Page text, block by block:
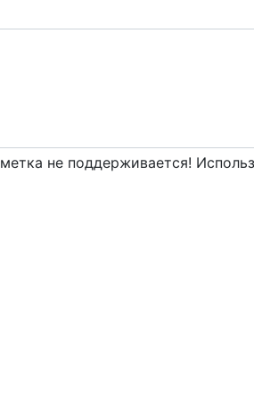
не поддерживается!